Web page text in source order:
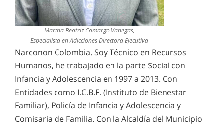
Martha Beatriz Camargo Vanegas,
Especialista en Adicciones Directora Ejecutiva
Narconon Colombia. Soy Técnico en Recursos
Humanos, he trabajado en la parte Social con
Infancia y Adolescencia en 1997 a 2013. Con
Entidades como I.C.B.F. (Instituto de Bienestar
Familiar), Policía de Infancia y Adolescencia y
Comisaria de Familia. Con la Alcaldía del Municipio